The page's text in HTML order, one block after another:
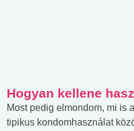
Hogyan kellene
Most pedig elmondom, mi is
tipikus kondomhasználat